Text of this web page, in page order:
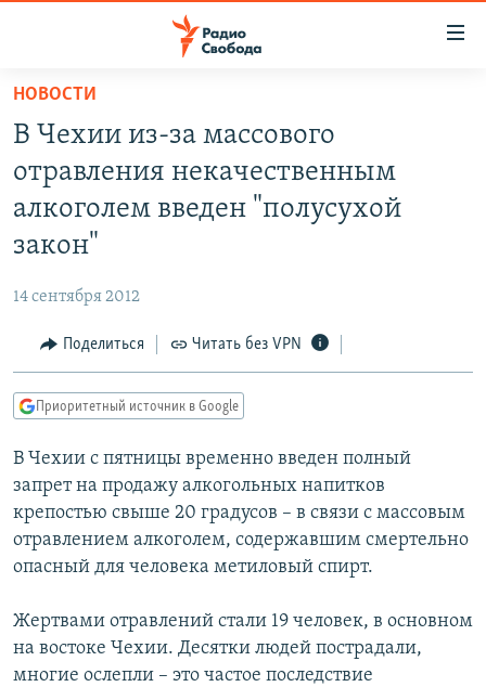
упрощенного
доступа
основному
содержанию
навигации
Вернутся
АВТОРСКИЕ ПРОЕКТЫ
ЦИТАТЫ СВОБОДЫ
КУЛЬТУРА
IDEL.РЕАЛИИ
КАВКАЗ.РЕАЛИИ
СИБИРЬ.РЕАЛИИ
РАСПИСАНИЕ ВЕЩАНИЯ
ПОДПИШИТЕСЬ НА РАССЫЛКУ
НОВОСТИ
В Чехии из-за массового
отравления некачественным
алкоголем введен "полусухой
закон"
14 сентября 2012
Поделиться Читать без VPN
Приоритетный источник в Google
В Чехии с пятницы временно введен полный
запрет на продажу алкогольных напитков
крепостью свыше 20 градусов – в связи с массовым
отравлением алкоголем, содержавшим смертельно
опасный для человека метиловый спирт.
Жертвами отравлений стали 19 человек, в основном
на востоке Чехии. Десятки людей пострадали,
многие ослепли – это частое последствие